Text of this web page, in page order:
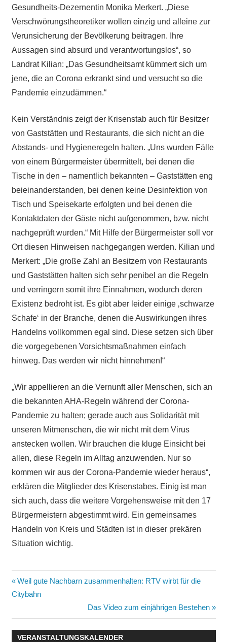
Gesundheits-Dezernentin Monika Merkert. „Diese
Verschwörungstheoretiker wollen einzig und alleine zur
Verunsicherung der Bevölkerung beitragen. Ihre
Aussagen sind absurd und verantwortungslos“, so
Landrat Kilian: „Das Gesundheitsamt kümmert sich um
jene, die an Corona erkrankt sind und versucht so die
Pandemie einzudämmen.“
Kein Verständnis zeigt der Krisenstab auch für Besitzer
von Gaststätten und Restaurants, die sich nicht an die
Abstands- und Hygieneregeln halten. „Uns wurden Fälle
von einem Bürgermeister übermittelt, bei denen die
Tische in den – namentlich bekannten – Gaststätten eng
beieinanderstanden, bei denen keine Desinfektion von
Tisch und Speisekarte erfolgten und bei denen die
Kontaktdaten der Gäste nicht aufgenommen, bzw. nicht
nachgeprüft wurden.“ Mit Hilfe der Bürgermeister soll vor
Ort diesen Hinweisen nachgegangen werden. Kilian und
Merkert: „Die große Zahl an Besitzern von Restaurants
und Gaststätten halten sich sehr penibel an die Regeln
und verringern somit ihre Einnahmen, wodurch deren
Existenz bedroht ist. Es gibt aber leider einige ‚schwarze
Schafe‘ in der Branche, denen die Auswirkungen ihres
Handelns vollkommen egal sind. Diese setzen sich über
die vorgegebenen Vorsichtsmaßnahmen einfach
hinweg. Das werden wir nicht hinnehmen!“
„Wir appellieren an die Vernunft aller Menschen, sich an
die bekannten AHA-Regeln während der Corona-
Pandemie zu halten; gerade auch aus Solidarität mit
unseren Mitmenschen, die wir nicht mit dem Virus
anstecken wollen. Wir brauchen die kluge Einsicht bei
allen, diese Regeln im Alltag anzuwenden. Nur so
kommen wir aus der Corona-Pandemie wieder heraus“,
erklären die Mitglieder des Krisenstabes. Einig ist man
sich auch, dass die weitere Vorgehensweise mit den 17
Bürgermeistern abgestimmt wird. Ein gemeinsames
Handeln von Kreis und Städten ist in dieser prekären
Situation wichtig.
Beitragsnavigation
Vorheriger
Beitrag:
Weil gute Nachbarn zusammenhalten: RTV wirbt für die
Citybahn
Nächster
Beitrag:
Das Video zum einjährigen Bestehen
VERANSTALTUNGSKALENDER